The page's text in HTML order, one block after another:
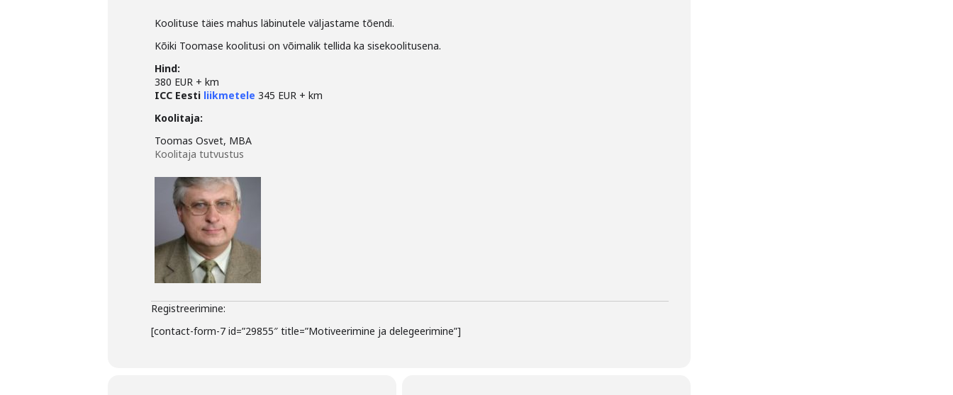
Koolituse täies mahus läbinutele väljastame tõendi.
Kõiki Toomase koolitusi on võimalik tellida ka sisekoolitusena.
Hind:
380 EUR + km
ICC Eesti liikmetele 345 EUR + km
Koolitaja:
Toomas Osvet, MBA
Koolitaja tutvustus
Registreerimine:
[contact-form-7 id=”29855″ title=”Motiveerimine ja delegeerimine”]